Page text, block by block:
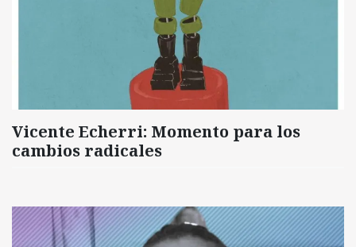
Vicente Echerri: Momento para los
cambios radicales